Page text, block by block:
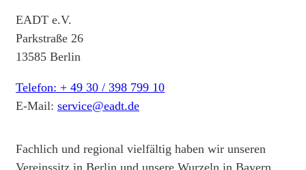
EADT e.V.
Parkstraße 26
13585 Berlin
Telefon: + 49 30 / 398 799 10
E-Mail: service@eadt.de
Fachlich und regional vielfältig haben wir unseren
Vereinssitz in Berlin und unsere Wurzeln in Bayern.